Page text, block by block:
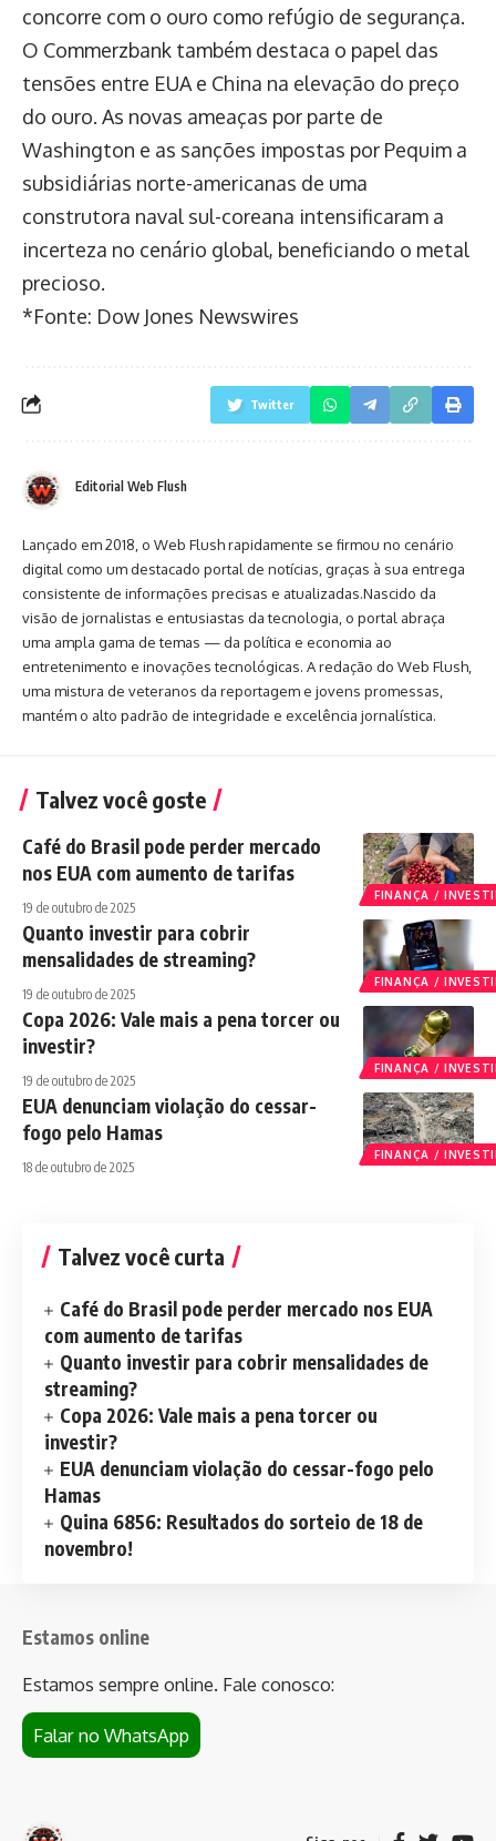
concorre com o ouro como refúgio de segurança.
O Commerzbank também destaca o papel das
tensões entre EUA e China na elevação do preço
do ouro. As novas ameaças por parte de
Washington e as sanções impostas por Pequim a
subsidiárias norte-americanas de uma
construtora naval sul-coreana intensificaram a
incerteza no cenário global, beneficiando o metal
precioso.
*Fonte: Dow Jones Newswires
Twitter
Editorial Web Flush
Lançado em 2018, o Web Flush rapidamente se firmou no cenário
digital como um destacado portal de notícias, graças à sua entrega
consistente de informações precisas e atualizadas.Nascido da
visão de jornalistas e entusiastas da tecnologia, o portal abraça
uma ampla gama de temas — da política e economia ao
entretenimento e inovações tecnológicas. A redação do Web Flush,
uma mistura de veteranos da reportagem e jovens promessas,
mantém o alto padrão de integridade e excelência jornalística.
Talvez você goste
FINANÇA /
Café do Brasil pode perder mercado
nos EUA com aumento de tarifas
19 de outubro de 2025
FINANÇA /
Quanto investir para cobrir
mensalidades de streaming?
19 de outubro de 2025
FINANÇA /
Copa 2026: Vale mais a pena torcer ou
investir?
19 de outubro de 2025
FINANÇA /
EUA denunciam violação do cessar-
fogo pelo Hamas
18 de outubro de 2025
Talvez você curta
Café do Brasil pode perder mercado nos EUA
com aumento de tarifas
Quanto investir para cobrir mensalidades de
streaming?
Copa 2026: Vale mais a pena torcer ou
investir?
EUA denunciam violação do cessar-fogo pelo
Hamas
Quina 6856: Resultados do sorteio de 18 de
novembro!
Estamos online
Estamos sempre online. Fale conosco:
Falar no WhatsApp